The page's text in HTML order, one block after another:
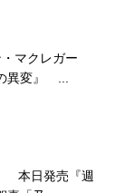
・マクレガー
異変』 ...
本日発売『週